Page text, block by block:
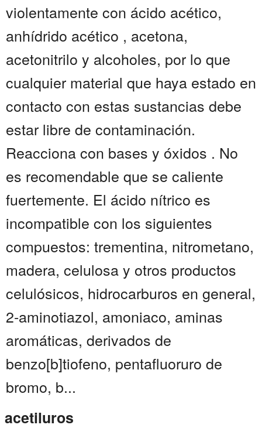
violentamente con ácido acético,
anhídrido acético , acetona,
acetonitrilo y alcoholes, por lo que
cualquier material que haya estado en
contacto con estas sustancias debe
estar libre de contaminación.
Reacciona con bases y óxidos . No
es recomendable que se caliente
fuertemente. El ácido nítrico es
incompatible con los siguientes
compuestos: trementina, nitrometano,
madera, celulosa y otros productos
celulósicos, hidrocarburos en general,
2-aminotiazol, amoniaco, aminas
aromáticas, derivados de
benzo[b]tiofeno, pentafluoruro de
bromo, b...
acetiluros